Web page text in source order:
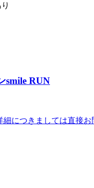
smile RUN
細につきましては直接